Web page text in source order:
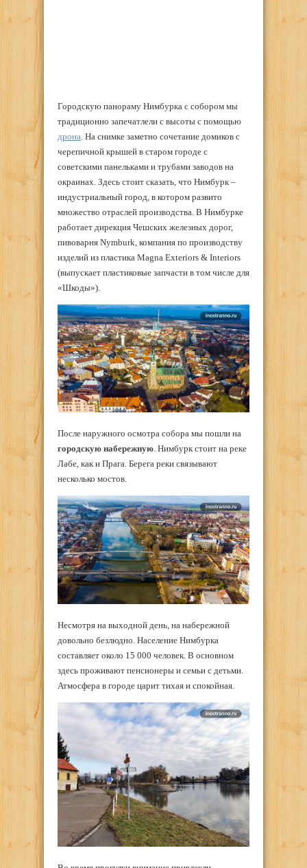
Городскую панораму Нимбурка с собором мы
традиционно запечатлели с высоты с помощью
дрона . На снимке заметно сочетание домиков с
черепичной крышей в старом городе с
советскими панельками и трубами заводов на
окраинах. Здесь стоит сказать, что Нимбурк –
индустриальный город, в котором развито
множество отраслей производства. В Нимбурке
работает дирекция Чешских железных дорог,
пивоварня Nymburk, компания по производству
изделий из пластика Magna Exteriors & Interiors
(выпускает пластиковые запчасти в том числе для
«Шкоды»).
После наружного осмотра собора мы пошли на
городскую набережную. Нимбурк стоит на реке
Лабе, как и Прага. Берега реки связывают
несколько мостов.
Несмотря на выходной день, на набережной
довольно безлюдно. Население Нимбурка
составляет около 15 000 человек. В основном
здесь проживают пенсионеры и семьи с детьми.
Атмосфера в городе царит тихая и спокойная.